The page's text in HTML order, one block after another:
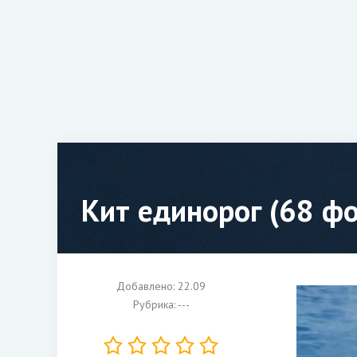
Кит единорог (68
Добавлено: 22.09
Рубрика: ---